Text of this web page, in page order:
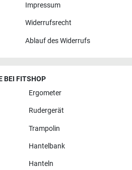
Impressum
Widerrufsrecht
Ablauf des Widerrufs
BEI FITSHOP
Ergometer
Rudergerät
Trampolin
Hantelbank
Hanteln